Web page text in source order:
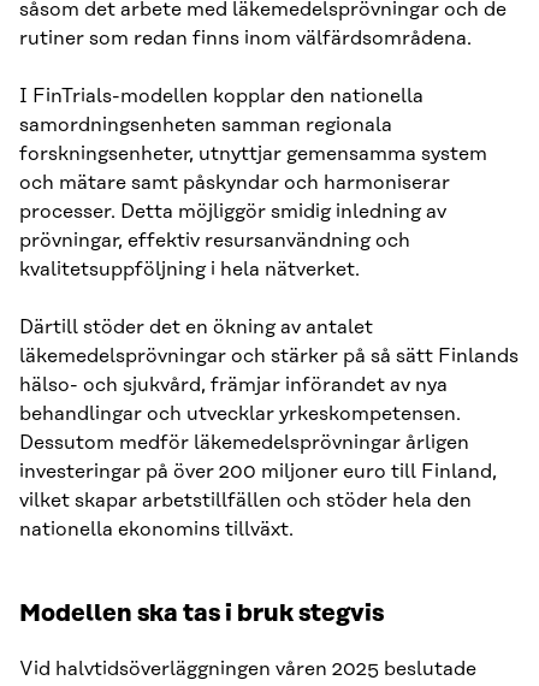
såsom det arbete med läkemedelsprövningar och de
rutiner som redan finns inom välfärdsområdena.
I FinTrials-modellen kopplar den nationella
samordningsenheten samman regionala
forskningsenheter, utnyttjar gemensamma system
och mätare samt påskyndar och harmoniserar
processer. Detta möjliggör smidig inledning av
prövningar, effektiv resursanvändning och
kvalitetsuppföljning i hela nätverket.
Därtill stöder det en ökning av antalet
läkemedelsprövningar och stärker på så sätt Finlands
hälso- och sjukvård, främjar införandet av nya
behandlingar och utvecklar yrkeskompetensen.
Dessutom medför läkemedelsprövningar årligen
investeringar på över 200 miljoner euro till Finland,
vilket skapar arbetstillfällen och stöder hela den
nationella ekonomins tillväxt.
Modellen ska tas i bruk stegvis
Vid halvtidsöverläggningen våren 2025 beslutade